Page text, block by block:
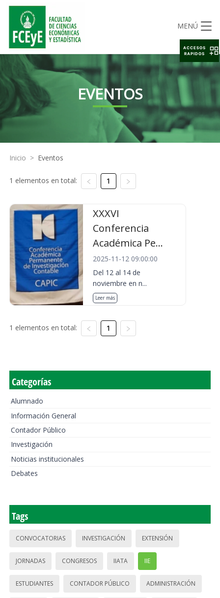
MENÚ
EVENTOS
Inicio > Eventos
1 elementos en total: 1
XXXVI
Conferencia
Académica Pe...
2025-11-12 09:00:00
Del 12 al 14 de
noviembre en n...
Leer más
1 elementos en total: 1
Categorías
Alumnado
Información General
Contador Público
Investigación
Noticias institucionales
Debates
Tags
CONVOCATORIAS INVESTIGACIÓN EXTENSIÓN
JORNADAS CONGRESOS IIATA IIE
ESTUDIANTES CONTADOR PÚBLICO ADMINISTRACIÓN
ACCESOS
RAPIDOS